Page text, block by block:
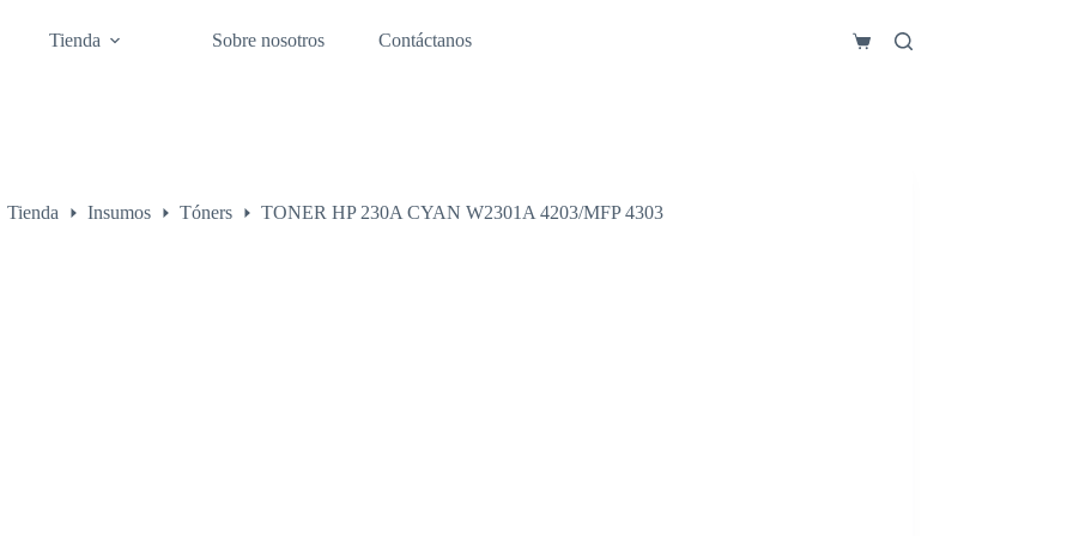
Tienda Sobre nosotros Contáctanos
Carro
Tienda Insumos Tóners TONER HP 230A CYAN W2301A 4203/MFP 4303